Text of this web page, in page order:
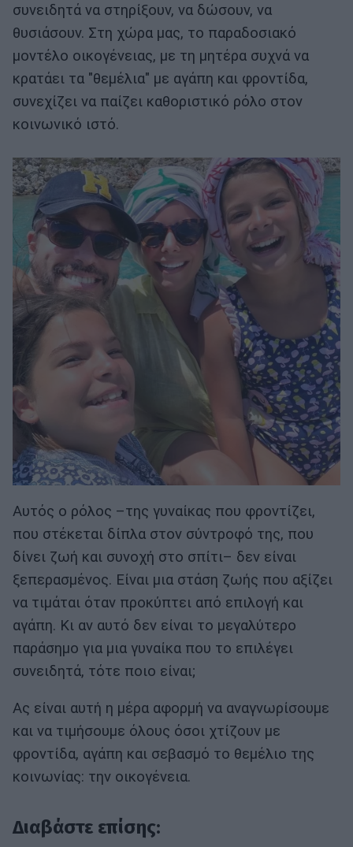
συνειδητά να στηρίξουν, να δώσουν, να
θυσιάσουν. Στη χώρα μας, το παραδοσιακό
μοντέλο οικογένειας, με τη μητέρα συχνά να
κρατάει τα "θεμέλια" με αγάπη και φροντίδα,
συνεχίζει να παίζει καθοριστικό ρόλο στον
κοινωνικό ιστό.
Αυτός ο ρόλος –της γυναίκας που φροντίζει,
που στέκεται δίπλα στον σύντροφό της, που
δίνει ζωή και συνοχή στο σπίτι– δεν είναι
ξεπερασμένος. Είναι μια στάση ζωής που αξίζει
να τιμάται όταν προκύπτει από επιλογή και
αγάπη. Κι αν αυτό δεν είναι το μεγαλύτερο
παράσημο για μια γυναίκα που το επιλέγει
συνειδητά, τότε ποιο είναι;
Ας είναι αυτή η μέρα αφορμή να αναγνωρίσουμε
και να τιμήσουμε όλους όσοι χτίζουν με
φροντίδα, αγάπη και σεβασμό το θεμέλιο της
κοινωνίας: την οικογένεια.
Διαβάστε επίσης: